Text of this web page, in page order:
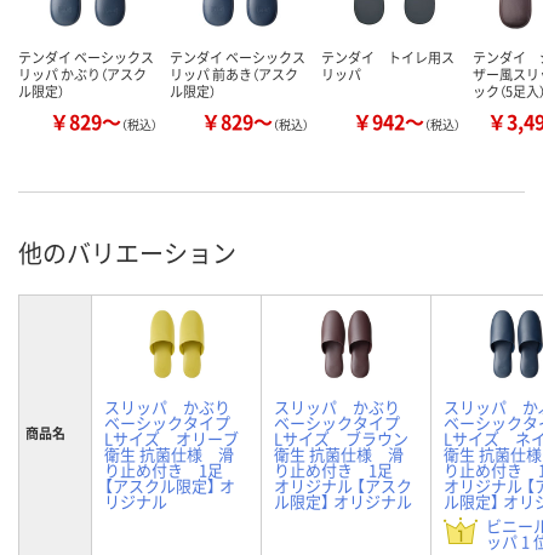
テンダイ ベーシックス
リッパ かぶり（アスク
ル限定）
￥829～（税込）
テンダイ ベーシックス
リッパ 前あき（アスク
ル限定）
￥829～（税込）
テンダイ トイレ用ス
リッパ
￥942～（税込）
テンダイ
ザー風ス
ック（5足入
￥
他のバリエーション
商品名
スリッパ かぶり
ベーシックタイプ
Lサイズ オリーブ
衛生 抗菌仕様 滑
り止め付き 1足
【アスクル限定】 オ
リジナル
スリッパ かぶり
ベーシックタイプ
Lサイズ ブラウン
衛生 抗菌仕様 滑
り止め付き 1足
オリジナル 【アスク
ル限定】 オリジナル
スリッパ
ベーシック
Lサイズ ネ
衛生 抗菌仕
り止め付
オリジナル 【
ル限定】 オリ
ビニー
ッパ 1